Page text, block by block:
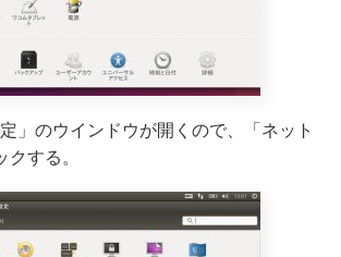
」のウインドウが開くので、「ネット
クする。